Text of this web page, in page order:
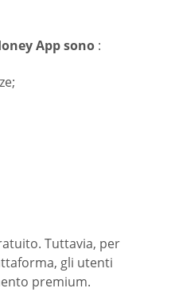
App sono :
Tuttavia, per
gli utenti
premium.